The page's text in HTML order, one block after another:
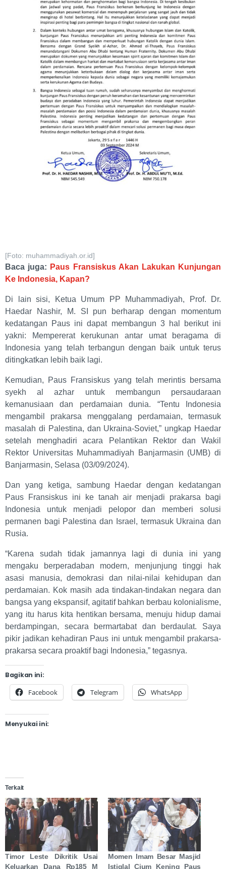
[Foto: muhammadiyah.or.id]
Baca juga: Paus Fransiskus Akan Lakukan Kunjungan
Ke Indonesia, Kapan?
Di lain sisi, Ketua Umum PP Muhammadiyah, Prof. Dr.
Haedar Nashir, M. SI pun berharap dengan momentum
kedatangan Paus ini dapat membangun 3 hal berikut ini
yakni: Mempererat kerukunan antar umat beragama di
Indonesia yang telah terbangun dengan baik untuk terus
ditingkatkan lebih baik lagi.
Kemudian, Paus Fransiskus yang telah merintis bersama
syekh al azhar untuk membangun persaudaraan
kemanusiaan dan perdamaian dunia. “Tentu Indonesia
mengambil prakarsa menggalang perdamaian, termasuk
masalah di Palestina, dan Ukraina-Soviet,” ungkap Haedar
setelah menghadiri acara Pelantikan Rektor dan Wakil
Rektor Universitas Muhammadiyah Banjarmasin (UMB) di
Banjarmasin, Selasa (03/09/2024).
Dan yang ketiga, sambung Haedar dengan kedatangan
Paus Fransiskus ini ke tanah air menjadi prakarsa bagi
Indonesia untuk menjadi pelopor dan memberi solusi
permanen bagi Palestina dan Israel, termasuk Ukraina dan
Rusia.
“Karena sudah tidak jamannya lagi di dunia ini yang
mengaku berperadaban modern, menjunjung tinggi hak
asasi manusia, demokrasi dan nilai-nilai kehidupan dan
perdamaian. Kok masih ada tindakan-tindakan negara dan
bangsa yang ekspansif, agitatif bahkan berbau kolonialisme,
yang itu harus kita hentikan bersama, menuju hidup damai
berdampingan, secara bermartabat dan berdaulat. Saya
pikir jadikan kehadiran Paus ini untuk mengambil prakarsa-
prakarsa secara proaktif bagi Indonesia,” tegasnya.
Bagikan ini:
Facebook Telegram WhatsApp
Menyukai ini:
Terkait
Timor Leste Dikritik Usai
Keluarkan Dana Rp185 M
Momen Imam Besar Masjid
Istiqlal Cium Kening Paus